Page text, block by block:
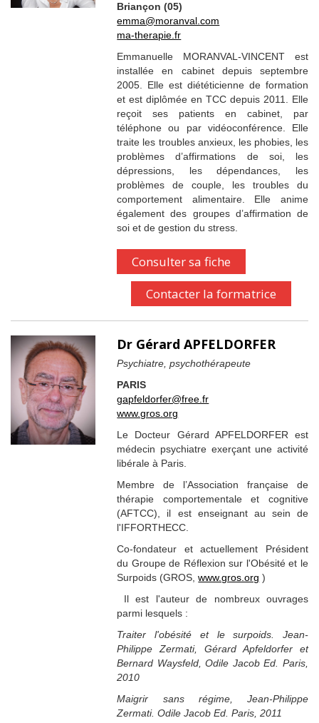
Briançon (05)
emma@moranval.com
ma-therapie.fr
Emmanuelle MORANVAL-VINCENT est
installée en cabinet depuis septembre
2005. Elle est diététicienne de formation
et est diplômée en TCC depuis 2011. Elle
reçoit ses patients en cabinet, par
téléphone ou par vidéoconférence. Elle
traite les troubles anxieux, les phobies, les
problèmes d’affirmations de soi, les
dépressions, les dépendances, les
problèmes de couple, les troubles du
comportement alimentaire. Elle anime
également des groupes d’affirmation de
soi et de gestion du stress.
Consulter sa fiche
Contacter la formatrice
Dr Gérard APFELDORFER
Psychiatre, psychothérapeute
PARIS
gapfeldorfer@free.fr
www.gros.org
Le Docteur Gérard APFELDORFER est
médecin psychiatre exerçant une activité
libérale à Paris.
Membre de l’Association française de
thérapie comportementale et cognitive
(AFTCC), il est enseignant au sein de
l'IFFORTHECC.
Co-fondateur et actuellement Président
du Groupe de Réflexion sur l'Obésité et le
Surpoids (GROS,www.gros.org )
Il est l'auteur de nombreux ouvrages
parmi lesquels :
Traiter l'obésité et le surpoids. Jean-
Philippe Zermati, Gérard Apfeldorfer et
Bernard Waysfeld, Odile Jacob Ed. Paris,
2010
Maigrir sans régime, Jean-Philippe
Zermati. Odile Jacob Ed. Paris, 2011